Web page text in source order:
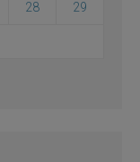
28 29